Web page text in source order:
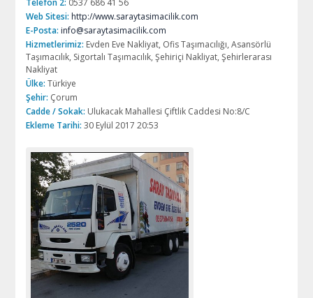
Telefon 2: 0537 686 41 56
Web Sitesi: http://www.saraytasimacilik.com
E-Posta: info@saraytasimacilik.com
Hizmetlerimiz: Evden Eve Nakliyat, Ofis Taşımacılığı, Asansörlü
Taşımacılık, Sigortalı Taşımacılık, Şehiriçi Nakliyat, Şehirlerarası
Nakliyat
Ülke: Türkiye
Şehir: Çorum
Cadde / Sokak: Ulukacak Mahallesi Çiftlik Caddesi No:8/C
Ekleme Tarihi: 30 Eylül 2017 20:53